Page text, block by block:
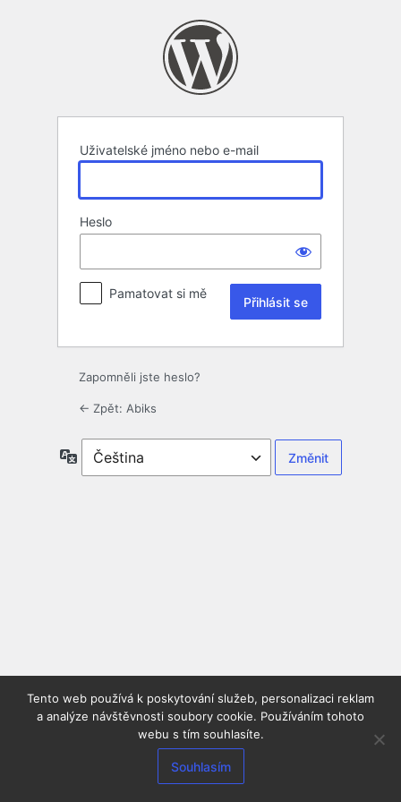
Uživatelské jméno nebo e-mail
Heslo
Pamatovat si mě
Zapomněli jste heslo?
← Zpět: Abiks
Jazyky
Tento web používá k poskytování služeb, personalizaci reklam
a analýze návštěvnosti soubory cookie. Používáním tohoto
webu s tím souhlasíte.
Souhlasím